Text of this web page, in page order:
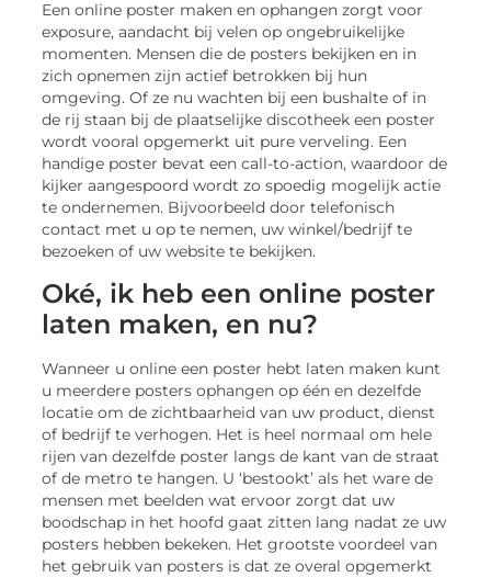
Een online poster maken en ophangen zorgt voor
exposure, aandacht bij velen op ongebruikelijke
momenten. Mensen die de posters bekijken en in
zich opnemen zijn actief betrokken bij hun
omgeving. Of ze nu wachten bij een bushalte of in
de rij staan bij de plaatselijke discotheek een poster
wordt vooral opgemerkt uit pure verveling. Een
handige poster bevat een call-to-action, waardoor de
kijker aangespoord wordt zo spoedig mogelijk actie
te ondernemen. Bijvoorbeeld door telefonisch
contact met u op te nemen, uw winkel/bedrijf te
bezoeken of uw website te bekijken.
Oké, ik heb een online poster
laten maken, en nu?
Wanneer u online een poster hebt laten maken kunt
u meerdere posters ophangen op één en dezelfde
locatie om de zichtbaarheid van uw product, dienst
of bedrijf te verhogen. Het is heel normaal om hele
rijen van dezelfde poster langs de kant van de straat
of de metro te hangen. U ‘bestookt’ als het ware de
mensen met beelden wat ervoor zorgt dat uw
boodschap in het hoofd gaat zitten lang nadat ze uw
posters hebben bekeken. Het grootste voordeel van
het gebruik van posters is dat ze overal opgemerkt